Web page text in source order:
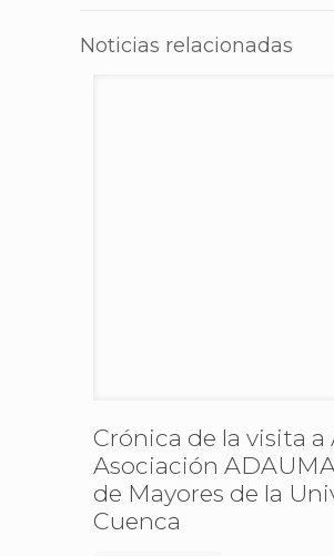
Noticias relacionadas
Crónica de la visita a
Asociación
de Mayores de la
Cuenca